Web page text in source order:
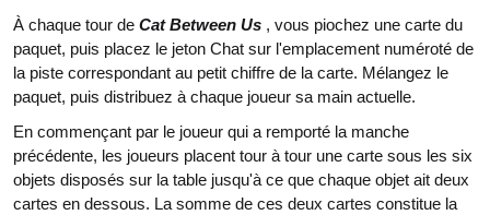
À chaque tour de Cat Between Us , vous piochez une carte du
paquet, puis placez le jeton Chat sur l'emplacement numéroté de
la piste correspondant au petit chiffre de la carte. Mélangez le
paquet, puis distribuez à chaque joueur sa main actuelle.
En commençant par le joueur qui a remporté la manche
précédente, les joueurs placent tour à tour une carte sous les six
objets disposés sur la table jusqu'à ce que chaque objet ait deux
cartes en dessous. La somme de ces deux cartes constitue la